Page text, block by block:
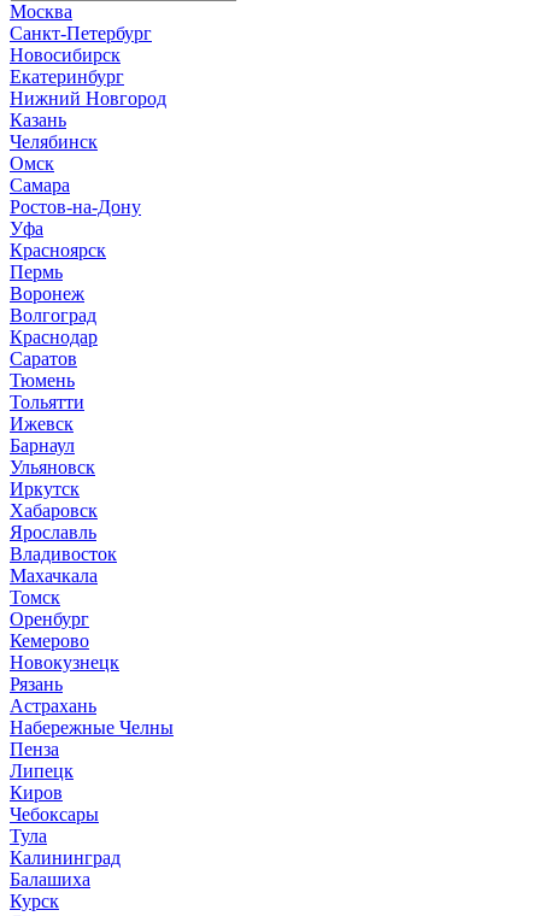
Москва
Санкт-Петербург
Новосибирск
Екатеринбург
Нижний Новгород
Казань
Челябинск
Омск
Самара
Ростов-на-Дону
Уфа
Красноярск
Пермь
Воронеж
Волгоград
Краснодар
Саратов
Тюмень
Тольятти
Ижевск
Барнаул
Ульяновск
Иркутск
Хабаровск
Ярославль
Владивосток
Махачкала
Томск
Оренбург
Кемерово
Новокузнецк
Рязань
Астрахань
Набережные Челны
Пенза
Липецк
Киров
Чебоксары
Тула
Калининград
Балашиха
Курск